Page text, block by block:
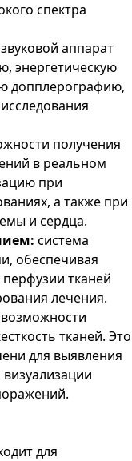
спектра
аппарат
энергетическую
допплерографию,
получения
в реальном
при
а также при
и сердца.
система
обеспечивая
тканей
лечения.
возможности
тканей. Это
для выявления
для